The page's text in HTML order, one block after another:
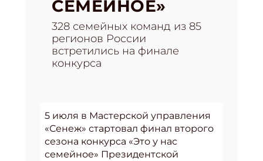
СЕМЕЙНОЕ»
328 семейных команд из 85
регионов России
встретились на финале
конкурса
5 июля в Мастерской управления
«Сенеж» стартовал финал второго
сезона конкурса «Это у нас
семейное» Президентской